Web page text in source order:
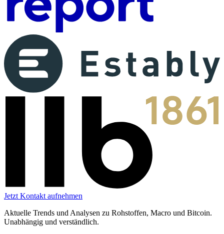
Jetzt Kontakt aufnehmen
Aktuelle Trends und Analysen zu Rohstoffen, Macro und Bitcoin.
Unabhängig und verständlich.